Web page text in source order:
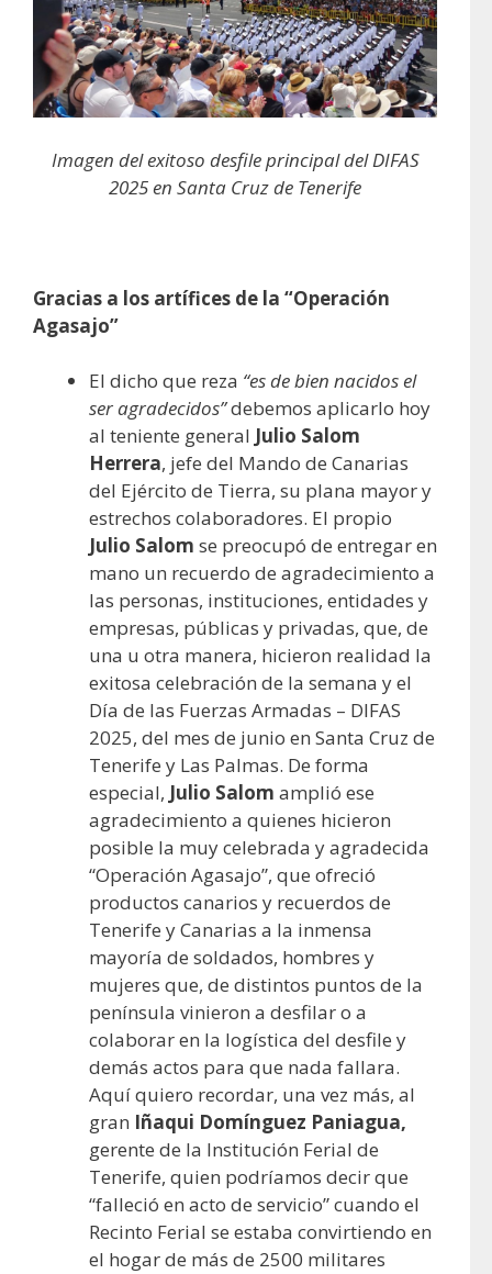
Imagen del exitoso desfile principal del DIFAS
2025 en Santa Cruz de Tenerife
Gracias a los artífices de la “Operación
Agasajo”
El dicho que reza “es de bien nacidos el
ser agradecidos”debemos aplicarlo hoy
al teniente general Julio Salom
Herrera, jefe del Mando de Canarias
del Ejército de Tierra, su plana mayor y
estrechos colaboradores. El propio
Julio Salom se preocupó de entregar en
mano un recuerdo de agradecimiento a
las personas, instituciones, entidades y
empresas, públicas y privadas, que, de
una u otra manera, hicieron realidad la
exitosa celebración de la semana y el
Día de las Fuerzas Armadas – DIFAS
2025, del mes de junio en Santa Cruz de
Tenerife y Las Palmas. De forma
especial, Julio Salom amplió ese
agradecimiento a quienes hicieron
posible la muy celebrada y agradecida
“Operación Agasajo”, que ofreció
productos canarios y recuerdos de
Tenerife y Canarias a la inmensa
mayoría de soldados, hombres y
mujeres que, de distintos puntos de la
península vinieron a desfilar o a
colaborar en la logística del desfile y
demás actos para que nada fallara.
Aquí quiero recordar, una vez más, al
gran Iñaqui Domínguez Paniagua,
gerente de la Institución Ferial de
Tenerife, quien podríamos decir que
“falleció en acto de servicio” cuando el
Recinto Ferial se estaba convirtiendo en
el hogar de más de 2500 militares